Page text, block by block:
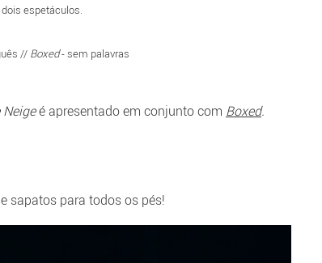
espetáculos.
// Boxed- sem palavras
Neigeé apresentado em conjunto com Boxed.
sapatos para todos os pés!